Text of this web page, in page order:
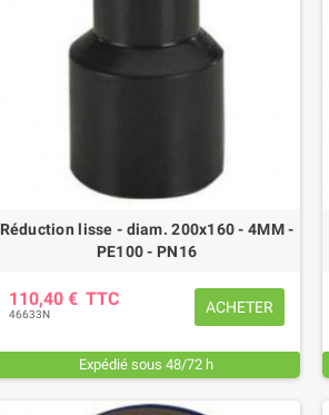
Réduction lisse - diam. 200x160 - 4MM -
PE100 - PN16
110,40 € TTC
46633N ACHETER
Expédié sous 48/72 h